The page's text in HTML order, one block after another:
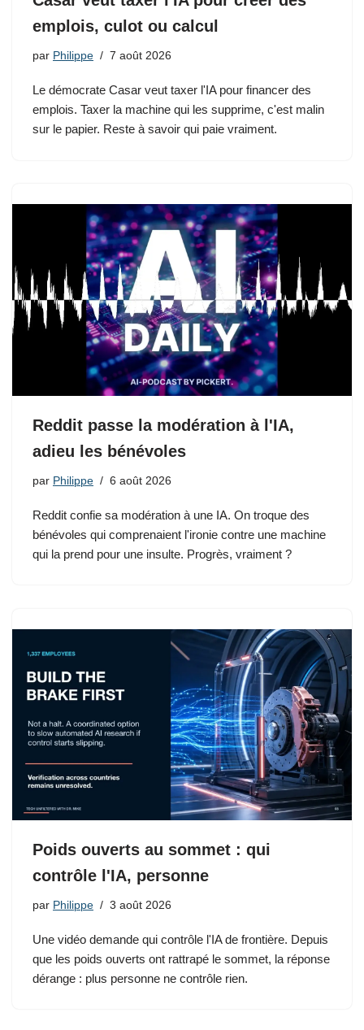
emplois, culot ou calcul
par Philippe 7 août 2026
Le démocrate Casar veut taxer l'IA pour financer des
emplois. Taxer la machine qui les supprime, c'est malin
sur le papier. Reste à savoir qui paie vraiment.
Reddit passe la modération à l'IA,
adieu les bénévoles
par Philippe 6 août 2026
Reddit confie sa modération à une IA. On troque des
bénévoles qui comprenaient l'ironie contre une machine
qui la prend pour une insulte. Progrès, vraiment ?
Poids ouverts au sommet : qui
contrôle l'IA, personne
par Philippe 3 août 2026
Une vidéo demande qui contrôle l'IA de frontière. Depuis
que les poids ouverts ont rattrapé le sommet, la réponse
dérange : plus personne ne contrôle rien.